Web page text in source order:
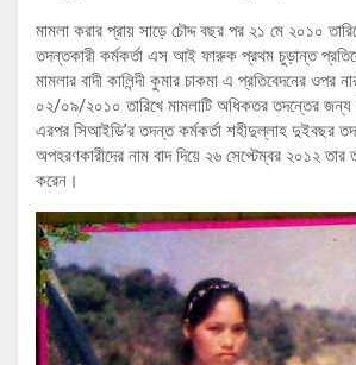
মামলা করার প্রায় সাড়ে চৌদ্দ বছর পর ২১ মে ২০১০
তদন্তকারী কর্মকর্তা এস আই ফারুক প্রথম চুড়ান্ত
মামলার বাদী কালিন্দী কুমার চাকমা এ প্রতিবেদনের ওপর
০২/০৯/২০১০ তারিখে মামলাটি অধিকতর তদন্তের জন্য
এরপর সিআইডি’র তদন্ত কর্মকর্তা শহীদুল্লাহ দুইবছর
অপহরণকারীদের নাম বাদ দিয়ে ২৬ সেপ্টেম্বর ২০১২ তার
করেন।